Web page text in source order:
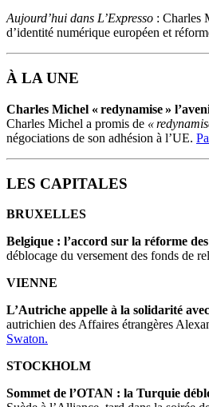
Aujourd’hui dans L’Expresso : Charles
d’identité numérique européen et
À LA UNE
Charles Michel « redynamise »
Charles Michel a promis de «
négociations de son adhésion à l’UE.
LES CAPITALES
BRUXELLES
Belgique : l’accord sur la réforme
déblocage du versement des fonds de
VIENNE
L’Autriche appelle à la solidarité
autrichien des Affaires étrangères
Swaton.
STOCKHOLM
Sommet de l’OTAN : la Turquie